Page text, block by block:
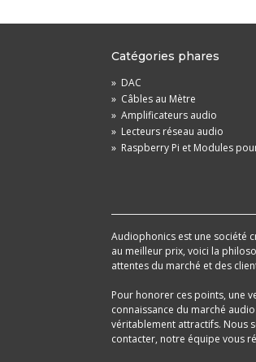
Catégories phares
» DAC
» Câbles au Mètre
» Amplificateurs audio
» Lecteurs réseau audio
» Raspberry Pi et Modules
Audiophonics est une société
au meilleur prix, voici la
attentes du marché et des
Pour honorer ces points, une
connaissance du marché
véritablement attractifs. Nous
contacter, notre équipe vous